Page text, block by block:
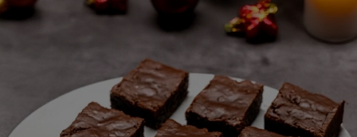
NESQUIK®